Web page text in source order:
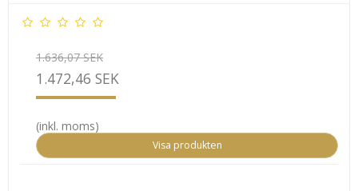
1.636,07 SEK
1.472,46 SEK
(inkl. moms)
Visa produkten